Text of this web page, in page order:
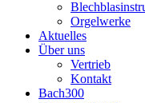
Orgelwerke
Aktuelles
Über uns
Vertrieb
Kontakt
Bach300